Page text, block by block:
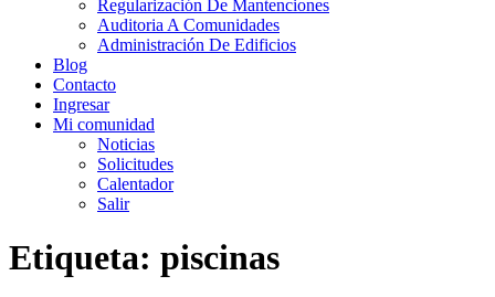
Regularización De Mantenciones
Auditoria A Comunidades
Administración De Edificios
Blog
Contacto
Ingresar
Mi comunidad
Noticias
Solicitudes
Calentador
Salir
Etiqueta: piscinas